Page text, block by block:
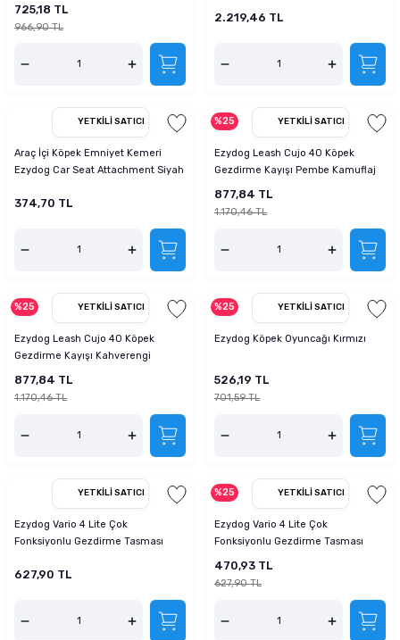
725,18 TL
966,90 TL
2.219,46 TL
YETKILI SATICI
Araç İçi Köpek Emniyet Kemeri
Ezydog Car Seat Attachment Siyah
374,70 TL
%25 YETKILI SATICI
Ezydog Leash Cujo 40 Köpek
Gezdirme Kayışı Pembe Kamuflaj
877,84 TL
1.170,46 TL
%25 YETKILI SATICI
Ezydog Leash Cujo 40 Köpek
Gezdirme Kayışı Kahverengi
877,84 TL
1.170,46 TL
%25 YETKILI SATICI
Ezydog Köpek Oyuncağı Kırmızı
526,19 TL
701,59 TL
YETKILI SATICI
Ezydog Vario 4 Lite Çok
Fonksiyonlu Gezdirme Tasması
627,90 TL
%25 YETKILI SATICI
Ezydog Vario 4 Lite Çok
Fonksiyonlu Gezdirme Tasması
470,93 TL
627,90 TL